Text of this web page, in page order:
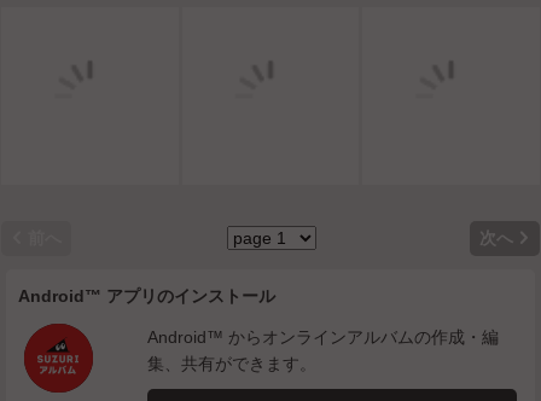
次へ 
Android™ アプリのインストール
Android™ からオンラインアルバムの作成・編
集、共有ができます。